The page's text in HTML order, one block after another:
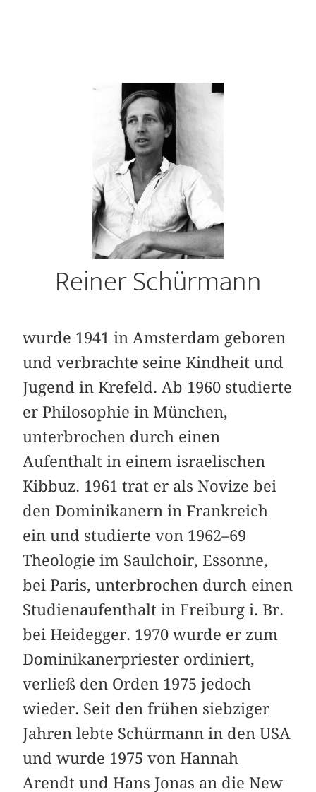
Reiner Schürmann
wurde 1941 in Amsterdam geboren
und ver­brachte seine Kindheit und
Jugend in Krefeld. Ab 1960 studierte
er Philosophie in München,
unterbrochen durch einen
Aufenthalt in einem israelischen
Kibbuz. 1961 trat er als Novize bei
den Dominikanern in Frankreich
ein und studierte von 1962–69
Theologie im Saulchoir, Essonne,
bei Paris, unterbrochen durch einen
Studienaufenthalt in Freiburg i. Br.
bei Heidegger. 1970 wurde er zum
Dominikanerpriester ordiniert,
verließ den Orden 1975 jedoch
wieder. Seit den frühen siebziger
Jahren lebte Schürmann in den USA
und wurde 1975 von Hannah
Arendt und Hans Jonas an die New